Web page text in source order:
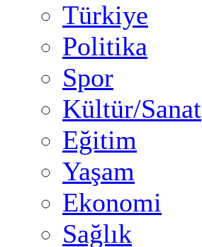
Türkiye
Politika
Spor
Kültür/Sanat
Eğitim
Yaşam
Ekonomi
Sağlık